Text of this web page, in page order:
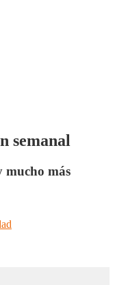
semanal
mucho más